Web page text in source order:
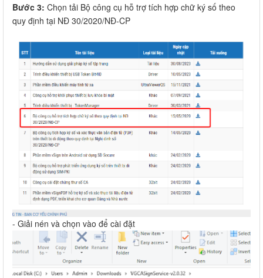
Bước 3: Chọn tải Bộ công cụ hỗ trợ tích hợp chữ ký số theo
quy định tại NĐ 30/2020/NĐ-CP
- Giải nén và chọn vào để cài đặt